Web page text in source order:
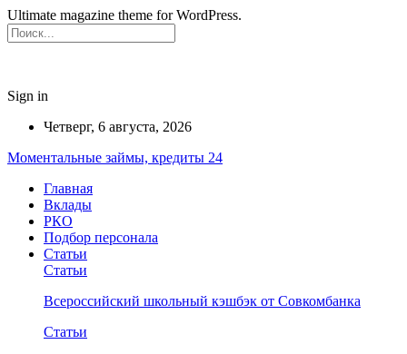
Ultimate magazine theme for WordPress.
Sign in
Четверг, 6 августа, 2026
Моментальные займы, кредиты 24
Главная
Вклады
РКО
Подбор персонала
Статьи
Статьи
Всероссийский школьный кэшбэк от Совкомбанка
Статьи